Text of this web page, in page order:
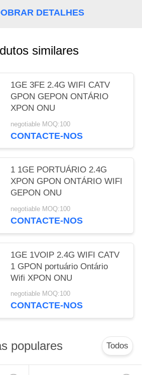
DETALHES
similares
1GE 3FE 2.4G WIFI CATV
GPON GEPON ONTÁRIO
XPON ONU
negotiable MOQ:100
CONTACTE-NOS
1 1GE PORTUÁRIO 2.4G
XPON GPON ONTÁRIO WIFI
GEPON ONU
negotiable MOQ:100
CONTACTE-NOS
1GE 1VOIP 2.4G WIFI CATV
1 GPON portuário Ontário
Wifi XPON ONU
negotiable MOQ:100
CONTACTE-NOS
populares Todos